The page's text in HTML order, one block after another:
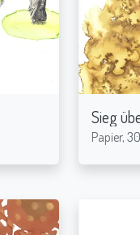
Sieg
Papier,